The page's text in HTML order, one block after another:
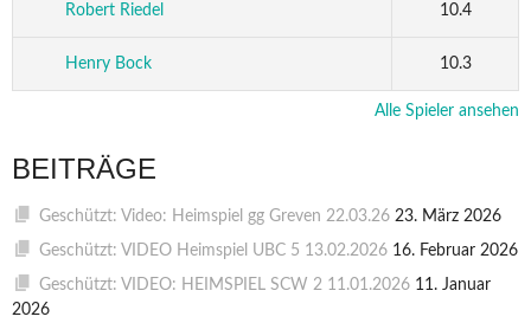
Robert Riedel 10.4
Henry Bock 10.3
Alle Spieler ansehen
BEITRÄGE
Geschützt: Video: Heimspiel gg Greven 22.03.26 23. März 2026
Geschützt: VIDEO Heimspiel UBC 5 13.02.2026 16. Februar 2026
Geschützt: VIDEO: HEIMSPIEL SCW 2 11.01.2026 11. Januar
2026